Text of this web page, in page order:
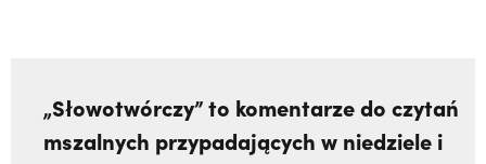
„Słowotwórczy” to komentarze do czytań
mszalnych przypadających w niedziele i